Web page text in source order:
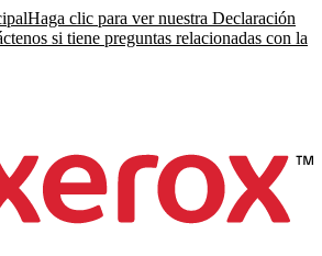
Haga clic para ver nuestra Declaración
si tiene preguntas relacionadas con la